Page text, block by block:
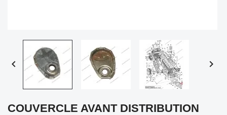
 
COUVERCLE AVANT DISTRIBUTION